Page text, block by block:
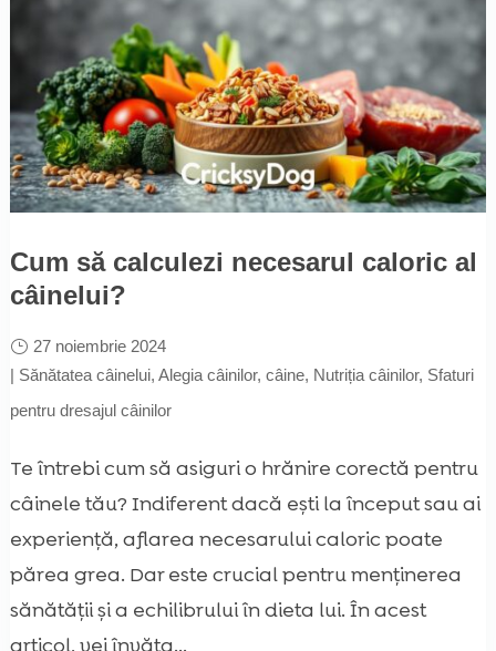
Cum să calculezi necesarul caloric al
câinelui?
27 noiembrie 2024
| Sănătatea câinelui, Alegia câinilor, câine, Nutriția câinilor, Sfaturi
pentru dresajul câinilor
Te întrebi cum să asiguri o hrănire corectă pentru
câinele tău? Indiferent dacă ești la început sau ai
experiență, aflarea necesarului caloric poate
părea grea. Dar este crucial pentru menținerea
sănătății și a echilibrului în dieta lui. În acest
articol, vei învăța...